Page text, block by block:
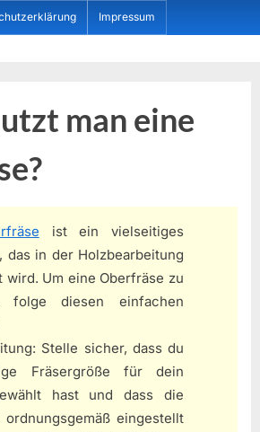
Impressum
man eine
ist ein vielseitiges
das in der Holzbearbeitung
wird. Um eine Oberfräse zu
folge diesen einfachen
Stelle sicher, dass du
Fräsergröße für dein
hast und dass die
ordnungsgemäß eingestellt